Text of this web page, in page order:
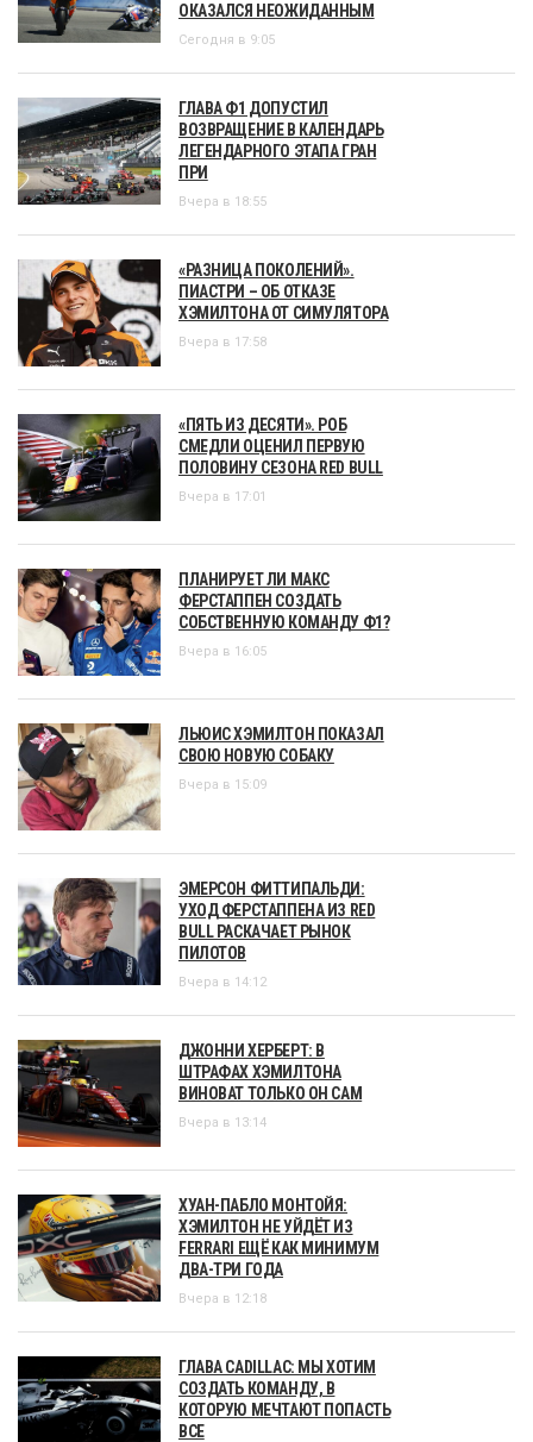
ОКАЗАЛСЯ НЕОЖИДАННЫМ
Сегодня в 9:05
ГЛАВА Ф1 ДОПУСТИЛ
ВОЗВРАЩЕНИЕ В КАЛЕНДАРЬ
ЛЕГЕНДАРНОГО ЭТАПА ГРАН
ПРИ
Вчера в 18:55
«РАЗНИЦА ПОКОЛЕНИЙ».
ПИАСТРИ – ОБ ОТКАЗЕ
ХЭМИЛТОНА ОТ СИМУЛЯТОРА
Вчера в 17:58
«ПЯТЬ ИЗ ДЕСЯТИ». РОБ
СМЕДЛИ ОЦЕНИЛ ПЕРВУЮ
ПОЛОВИНУ СЕЗОНА RED BULL
Вчера в 17:01
ПЛАНИРУЕТ ЛИ МАКС
ФЕРСТАППЕН СОЗДАТЬ
СОБСТВЕННУЮ КОМАНДУ Ф1?
Вчера в 16:05
ЛЬЮИС ХЭМИЛТОН ПОКАЗАЛ
СВОЮ НОВУЮ СОБАКУ
Вчера в 15:09
ЭМЕРСОН ФИТТИПАЛЬДИ:
УХОД ФЕРСТАППЕНА ИЗ RED
BULL РАСКАЧАЕТ РЫНОК
ПИЛОТОВ
Вчера в 14:12
ДЖОННИ ХЕРБЕРТ: В
ШТРАФАХ ХЭМИЛТОНА
ВИНОВАТ ТОЛЬКО ОН САМ
Вчера в 13:14
ХУАН-ПАБЛО МОНТОЙЯ:
ХЭМИЛТОН НЕ УЙДЁТ ИЗ
FERRARI ЕЩЁ КАК МИНИМУМ
ДВА-ТРИ ГОДА
Вчера в 12:18
ГЛАВА CADILLAC: МЫ ХОТИМ
СОЗДАТЬ КОМАНДУ, В
КОТОРУЮ МЕЧТАЮТ ПОПАСТЬ
ВСЕ